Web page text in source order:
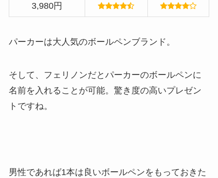
3,980円
パーカーは大人気のボールペンブランド。
そして、フェリノンだとパーカーのボールペンに
名前を入れることが可能。驚き度の高いプレゼン
トですね。
男性であれば1本は良いボールペンをもっておきた